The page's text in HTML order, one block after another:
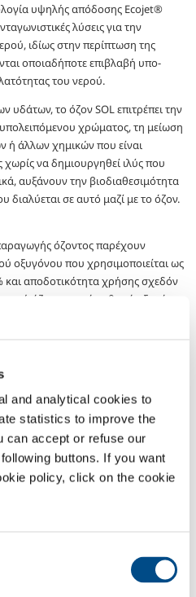
and analytical cookies to
statistics to improve the
can accept or refuse our
buttons. If you want
policy, click on the cookie
υψηλής απόδοσης Ecojet®
λύσεις για την
ιδίως στην περίπτωση της
οποιαδήποτε επιβλαβή υπο-
του νερού.
υδάτων, το όζον SOL επιτρέπει την
χρώματος, τη μείωση
ή άλλων χημικών που είναι
χωρίς να δημιουργηθεί ιλύς που
αυξάνουν την βιοδιαθεσιμότητα
σε αυτό μαζί με το όζον.
όζοντος παρέχουν
οξυγόνου που χρησιμοποιείται ως
αποδοτικότητα χρήσης σχεδόν
όζοντος από καθαρό οξυγόνο
της επένδυσης όσο και της
οξυγόνου που παρέχεται από τη
η οποία αν υπάρχει σε
για παράδειγμα όταν γίνεται
να οδηγήσει σε συχνές βλάβες.
επίσης δυνατό να
στο σύστημα καθαρισμού
από το σύστημα μετά την